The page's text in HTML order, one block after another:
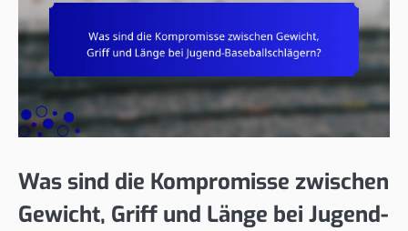
Was sind die Kompromisse zwischen
Gewicht, Griff und Länge bei Jugend-